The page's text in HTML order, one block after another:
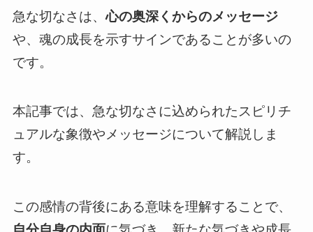
急な切なさは、心の奥深くからのメッセージ
や、魂の成長を示すサインであることが多いの
です。
本記事では、急な切なさに込められたスピリチ
ュアルな象徴やメッセージについて解説しま
す。
この感情の背後にある意味を理解することで、